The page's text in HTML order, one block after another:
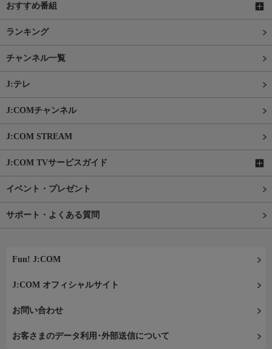
おすすめ番組
ランキング
チャンネル一覧
J:テレ
J:COMチャンネル
J:COM STREAM
J:COM TVサービスガイド
イベント・プレゼント
サポート・よくある質問
Fun! J:COM
J:COM オフィシャルサイト
お問い合わせ
お客さまのデータ利用･外部送信について